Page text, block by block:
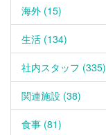
海外 (15)
生活 (134)
社内スタッフ (335)
関連施設 (38)
食事 (81)